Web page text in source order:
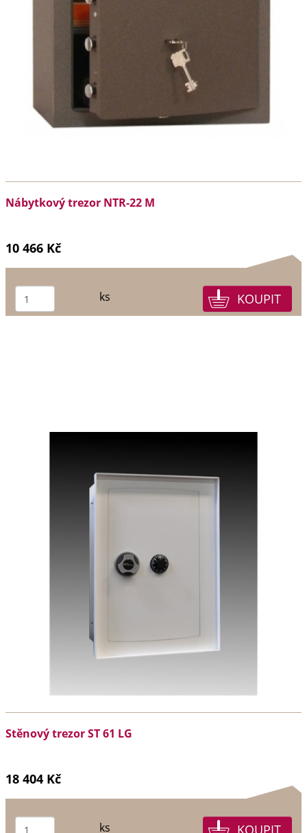
Nábytkový trezor NTR-22 M
10 466 Kč
ks
Stěnový trezor ST 61 LG
18 404 Kč
ks